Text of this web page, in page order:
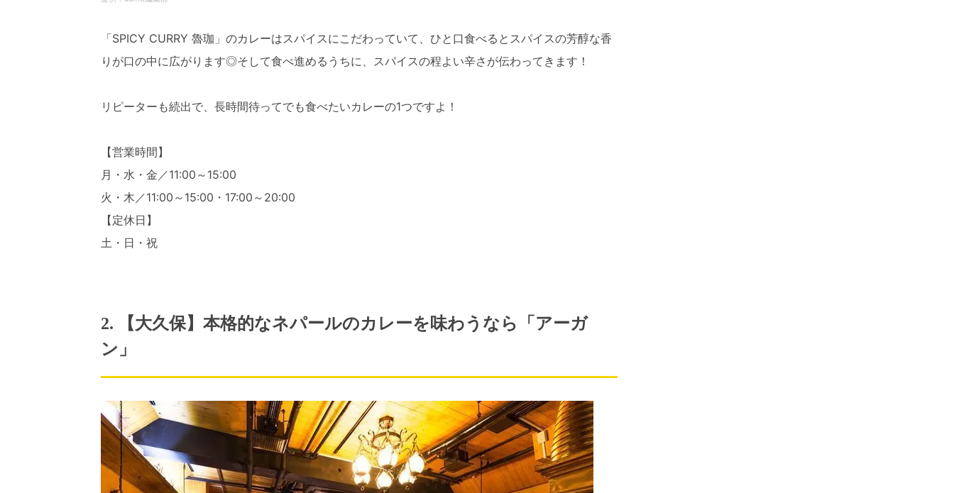
「SPICY CURRY 魯珈」のカレーはスパイスにこだわっていて、ひと口食べるとスパイスの芳醇な香
りが口の中に広がります◎そして食べ進めるうちに、スパイスの程よい辛さが伝わってきます！
リピーターも続出で、長時間待ってでも食べたいカレーの1つですよ！
【営業時間】
月・水・金／11:00～15:00
火・木／11:00～15:00・17:00～20:00
【定休日】
土・日・祝
2. 【大久保】本格的なネパールのカレーを味わうなら「アーガ
ン」